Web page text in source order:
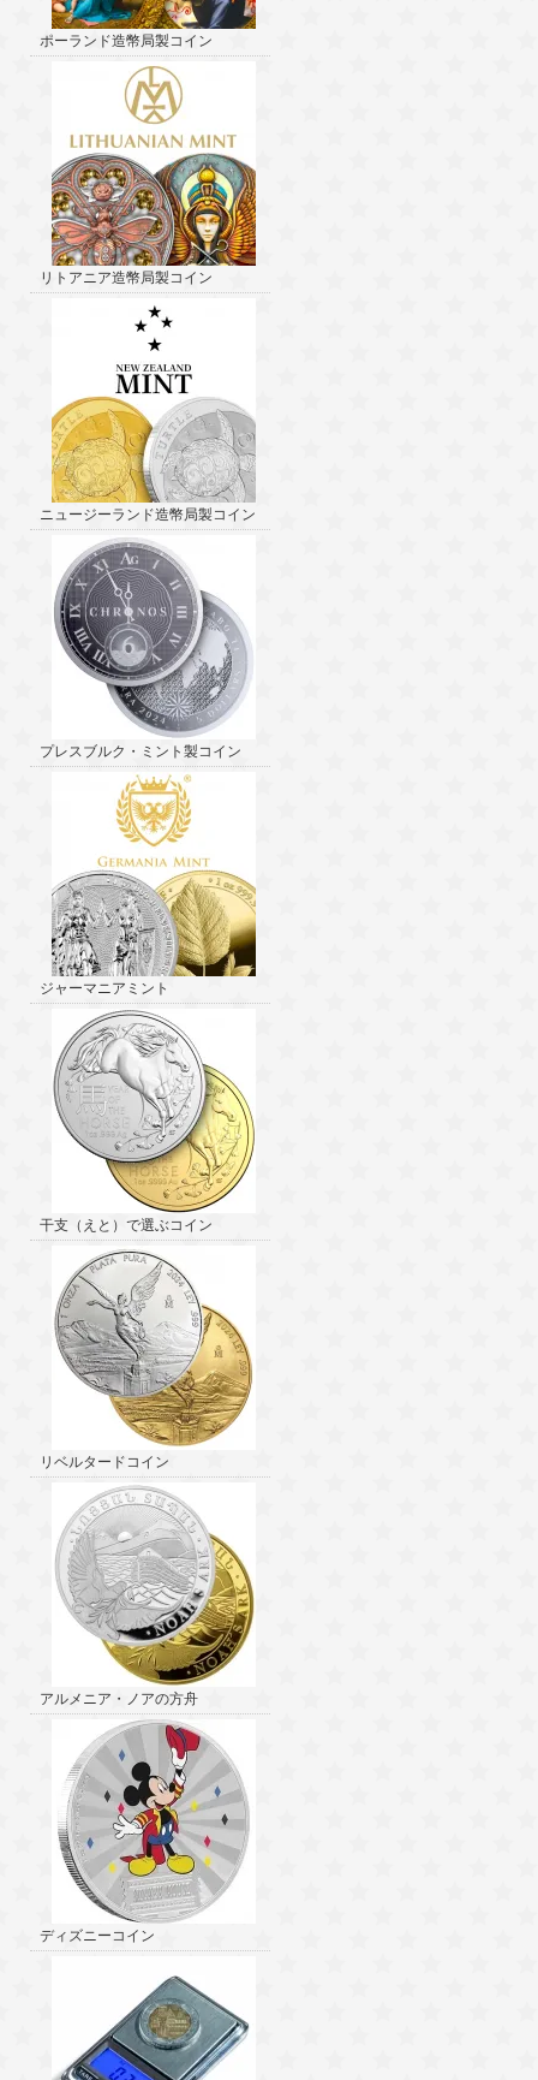
ポーランド造幣局製コイン
リトアニア造幣局製コイン
ニュージーランド造幣局製コイン
プレスブルク・ミント製コイン
ジャーマニアミント
干支（えと）で選ぶコイン
リベルタードコイン
アルメニア・ノアの方舟
ディズニーコイン